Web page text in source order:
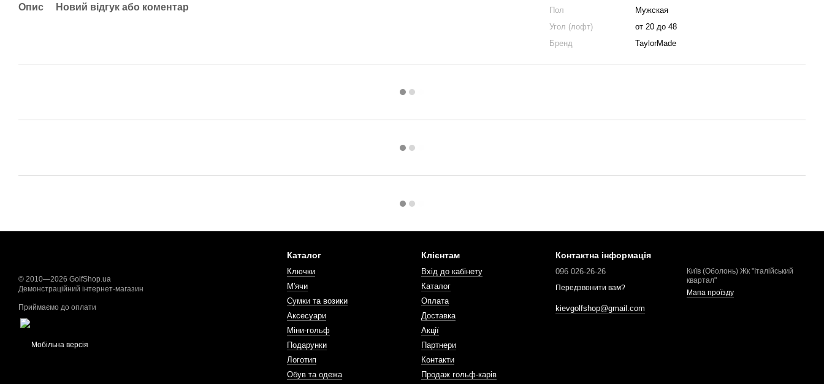
Опис Новий відгук або коментар
Пол
Мужская
Угол (лофт)
от 20 до 48
Бренд
TaylorMade
© 2010—2026 GolfShop.ua
Демонстраційний інтернет-магазин
Приймаємо до оплати
Мобільна версія
Каталог
Ключки
М'ячи
Сумки та возики
Аксесуари
Міни-гольф
Подарунки
Логотип
Обув та одежа
Клієнтам
Вхід до кабінету
Каталог
Оплата
Доставка
Акції
Партнери
Контакти
Продаж гольф-карів
Контактна інформація
096 026-26-26
Передзвонити вам?
kievgolfshop@gmail.com
Київ (Оболонь) Жк "Італійський
квартал"
Мапа проїзду